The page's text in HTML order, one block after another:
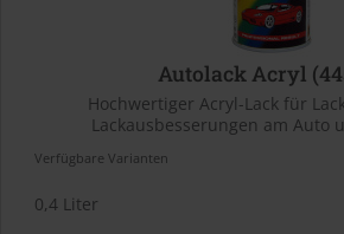
Autolack Acryl
Hochwertiger Acryl-Lack für
Lackausbesserungen am Auto
Verfügbare Varianten
0,4 Liter